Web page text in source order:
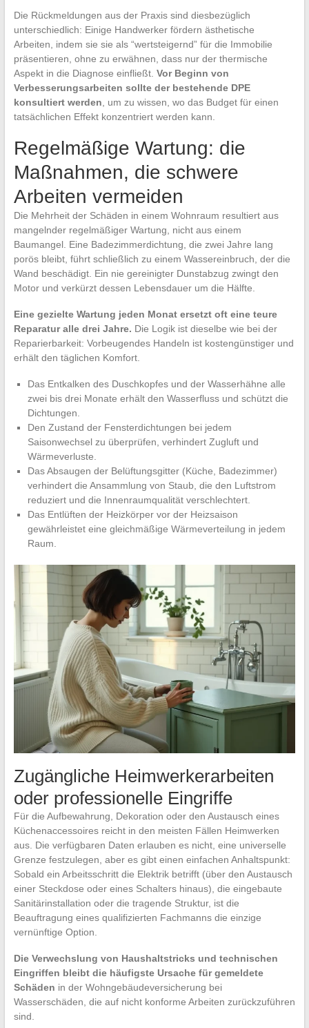
Die Rückmeldungen aus der Praxis sind diesbezüglich
unterschiedlich: Einige Handwerker fördern ästhetische
Arbeiten, indem sie sie als “wertsteigernd” für die Immobilie
präsentieren, ohne zu erwähnen, dass nur der thermische
Aspekt in die Diagnose einfließt. Vor Beginn von
Verbesserungsarbeiten sollte der bestehende DPE
konsultiert werden, um zu wissen, wo das Budget für einen
tatsächlichen Effekt konzentriert werden kann.
Regelmäßige Wartung: die
Maßnahmen, die schwere
Arbeiten vermeiden
Die Mehrheit der Schäden in einem Wohnraum resultiert aus
mangelnder regelmäßiger Wartung, nicht aus einem
Baumangel. Eine Badezimmerdichtung, die zwei Jahre lang
porös bleibt, führt schließlich zu einem Wassereinbruch, der die
Wand beschädigt. Ein nie gereinigter Dunstabzug zwingt den
Motor und verkürzt dessen Lebensdauer um die Hälfte.
Eine gezielte Wartung jeden Monat ersetzt oft eine teure
Reparatur alle drei Jahre. Die Logik ist dieselbe wie bei der
Reparierbarkeit: Vorbeugendes Handeln ist kostengünstiger und
erhält den täglichen Komfort.
Das Entkalken des Duschkopfes und der Wasserhähne alle
zwei bis drei Monate erhält den Wasserfluss und schützt die
Dichtungen.
Den Zustand der Fensterdichtungen bei jedem
Saisonwechsel zu überprüfen, verhindert Zugluft und
Wärmeverluste.
Das Absaugen der Belüftungsgitter (Küche, Badezimmer)
verhindert die Ansammlung von Staub, die den Luftstrom
reduziert und die Innenraumqualität verschlechtert.
Das Entlüften der Heizkörper vor der Heizsaison
gewährleistet eine gleichmäßige Wärmeverteilung in jedem
Raum.
Zugängliche Heimwerkerarbeiten
oder professionelle Eingriffe
Für die Aufbewahrung, Dekoration oder den Austausch eines
Küchenaccessoires reicht in den meisten Fällen Heimwerken
aus. Die verfügbaren Daten erlauben es nicht, eine universelle
Grenze festzulegen, aber es gibt einen einfachen Anhaltspunkt:
Sobald ein Arbeitsschritt die Elektrik betrifft (über den Austausch
einer Steckdose oder eines Schalters hinaus), die eingebaute
Sanitärinstallation oder die tragende Struktur, ist die
Beauftragung eines qualifizierten Fachmanns die einzige
vernünftige Option.
Die Verwechslung von Haushaltstricks und technischen
Eingriffen bleibt die häufigste Ursache für gemeldete
Schäden in der Wohngebäudeversicherung bei
Wasserschäden, die auf nicht konforme Arbeiten zurückzuführen
sind.